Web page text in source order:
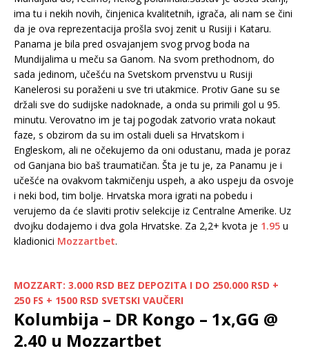
ima tu i nekih novih, činjenica kvalitetnih, igrača, ali nam se čini
da je ova reprezentacija prošla svoj zenit u Rusiji i Kataru.
Panama je bila pred osvajanjem svog prvog boda na
Mundijalima u meču sa Ganom. Na svom prethodnom, do
sada jedinom, učešću na Svetskom prvenstvu u Rusiji
Kanelerosi su poraženi u sve tri utakmice. Protiv Gane su se
držali sve do sudijske nadoknade, a onda su primili gol u 95.
minutu. Verovatno im je taj pogodak zatvorio vrata nokaut
faze, s obzirom da su im ostali dueli sa Hrvatskom i
Engleskom, ali ne očekujemo da oni odustanu, mada je poraz
od Ganjana bio baš traumatičan. Šta je tu je, za Panamu je i
učešće na ovakvom takmičenju uspeh, a ako uspeju da osvoje
i neki bod, tim bolje. Hrvatska mora igrati na pobedu i
verujemo da će slaviti protiv selekcije iz Centralne Amerike. Uz
dvojku dodajemo i dva gola Hrvatske. Za 2,2+ kvota je 1.95 u
kladionici Mozzartbet.
MOZZART: 3.000 RSD BEZ DEPOZITA I DO 250.000 RSD +
250 FS + 1500 RSD SVETSKI VAUČERI
Kolumbija – DR Kongo – 1x,GG @
2.40 u Mozzartbet